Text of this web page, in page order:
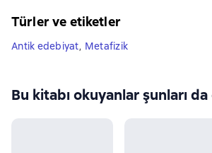
Türler ve etiketler
Antik edebiyat, Metafizik
Bu kitabı okuyanlar şunları